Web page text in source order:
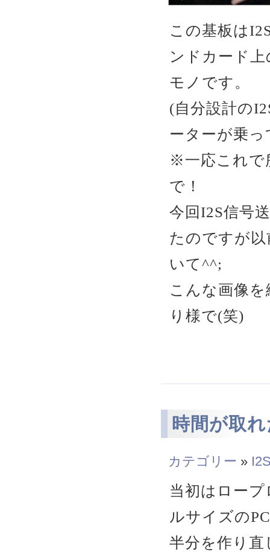
この基板は
ンドカード
モノです。
(自分設計の
ーターが乗
※一応これで
で！
今回I2S信号
たのですが
いて^^;
こんな画像
り様で(笑)
時間が取
カテゴリー »
当初はロー
ルサイズの
半分を作り